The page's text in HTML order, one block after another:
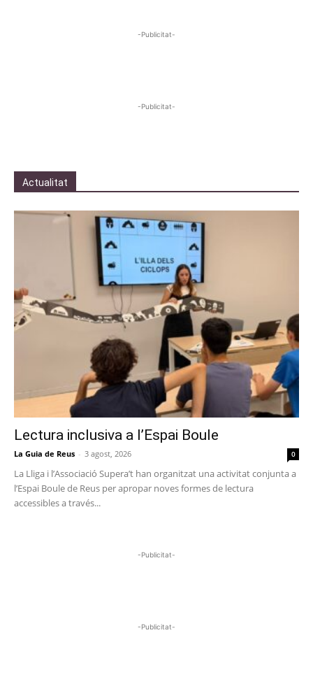
-Publicitat-
-Publicitat-
Actualitat
Lectura inclusiva a l’Espai Boule
La Guia de Reus - 3 agost, 2026 0
La Lliga i l’Associació Supera’t han organitzat una activitat conjunta a
l’Espai Boule de Reus per apropar noves formes de lectura
accessibles a través...
-Publicitat-
-Publicitat-